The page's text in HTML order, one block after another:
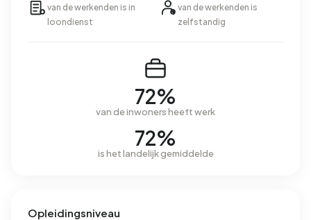
van de werkenden is in
loondienst
van de werkenden is
zelfstandig
72%
van de inwoners heeft werk
72%
is het landelijk gemiddelde
Opleidingsniveau